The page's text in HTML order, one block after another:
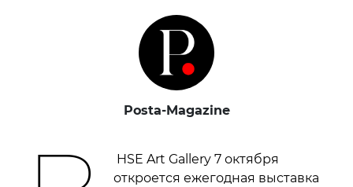
Posta-Magazine
HSE Art Gallery 7 октября
откроется ежегодная выставка